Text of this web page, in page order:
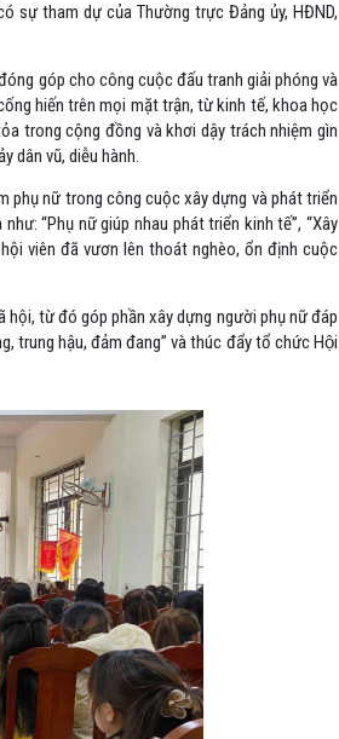
sự tham dự của Thường trực Đảng ủy, HĐND,
góp cho công cuộc đấu tranh giải phóng và
hiến trên mọi mặt trận, từ kinh tế, khoa học
trong cộng đồng và khơi dậy trách nhiệm gìn
dân vũ, diễu hành.
phụ nữ trong công cuộc xây dựng và phát triển
“Phụ nữ giúp nhau phát triển kinh tế”, “Xây
viên đã vươn lên thoát nghèo, ổn định cuộc
từ đó góp phần xây dựng người phụ nữ đáp
trung hậu, đảm đang” và thúc đẩy tổ chức Hội